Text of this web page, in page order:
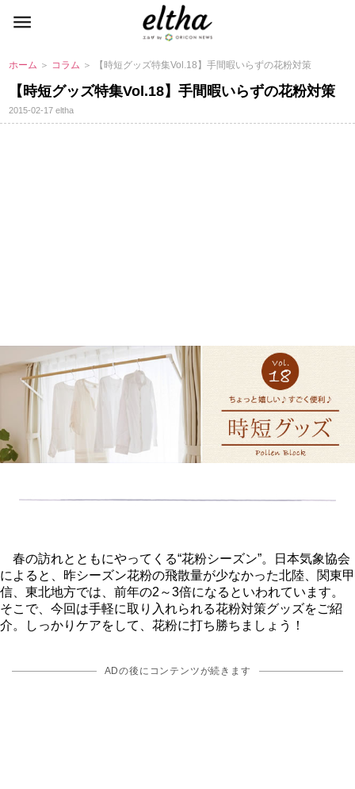
ホーム ＞ コラム ＞ 【時短グッズ特集Vol.18】手間暇いらずの花粉対策
【時短グッズ特集Vol.18】手間暇いらずの花粉対策
2015-02-17eltha
春の訪れとともにやってくる“花粉シーズン”。日本気象協会
によると、昨シーズン花粉の飛散量が少なかった北陸、関東甲
信、東北地方では、前年の2～3倍になるといわれています。
そこで、今回は手軽に取り入れられる花粉対策グッズをご紹
介。しっかりケアをして、花粉に打ち勝ちましょう！
ADの後にコンテンツが続きます